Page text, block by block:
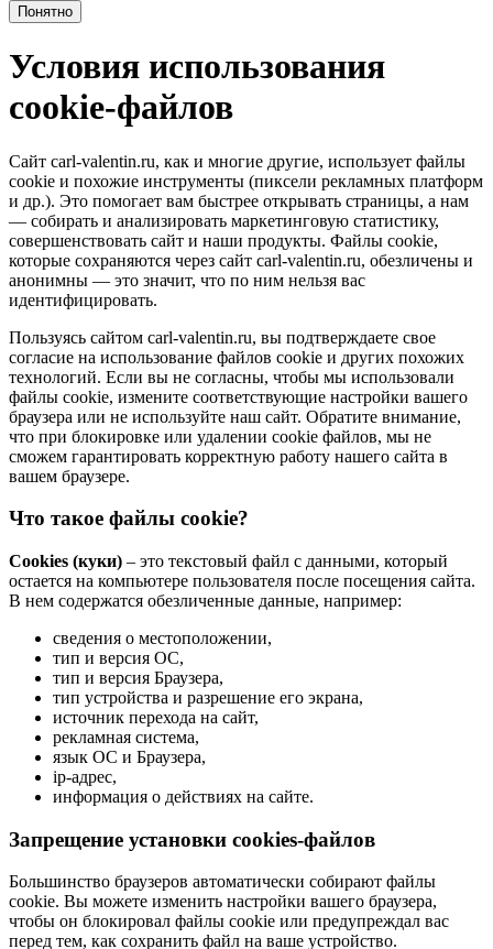
Понятно
Условия использования
cookie-файлов
Сайт carl-valentin.ru, как и многие другие, использует файлы
cookie и похожие инструменты (пиксели рекламных платформ
и др.). Это помогает вам быстрее открывать страницы, а нам
— собирать и анализировать маркетинговую статистику,
совершенствовать сайт и наши продукты. Файлы сookie,
которые сохраняются через сайт carl-valentin.ru, обезличены и
анонимны — это значит, что по ним нельзя вас
идентифицировать.
Пользуясь сайтом carl-valentin.ru, вы подтверждаете свое
согласие на использование файлов cookie и других похожих
технологий. Если вы не согласны, чтобы мы использовали
файлы cookie, измените соответствующие настройки вашего
браузера или не используйте наш сайт. Обратите внимание,
что при блокировке или удалении cookie файлов, мы не
сможем гарантировать корректную работу нашего сайта в
вашем браузере.
Что такое файлы cookie?
Cookies (куки) – это текстовый файл с данными, который
остается на компьютере пользователя после посещения сайта.
В нем содержатся обезличенные данные, например:
сведения о местоположении,
тип и версия ОС,
тип и версия Браузера,
тип устройства и разрешение его экрана,
источник перехода на сайт,
рекламная система,
язык ОС и Браузера,
ip-адрес,
информация о действиях на сайте.
Запрещение установки cookies-файлов
Большинство браузеров автоматически собирают файлы
cookie. Вы можете изменить настройки вашего браузера,
чтобы он блокировал файлы cookie или предупреждал вас
перед тем, как сохранить файл на ваше устройство.